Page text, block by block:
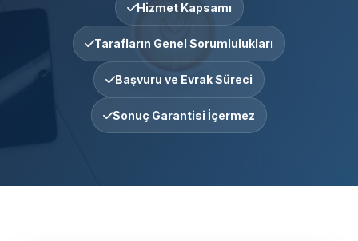
Hizmet Kapsamı
Tarafların Genel Sorumlulukları
Başvuru ve Evrak Süreci
Sonuç Garantisi İçermez